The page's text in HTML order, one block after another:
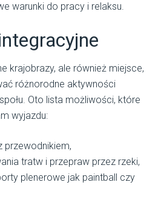
warunki do pracy i relaksu.
krajobrazy, ale również miejsce,
różnorodne aktywności
Oto lista możliwości, które
wyjazdu:
przewodnikiem,
tratw i przepraw przez rzeki,
plenerowe jak paintball czy